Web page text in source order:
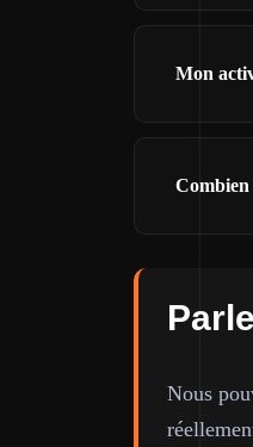
Mon
Nous